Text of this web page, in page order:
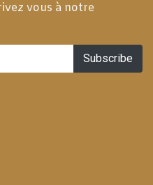
vous à notre
Subscribe